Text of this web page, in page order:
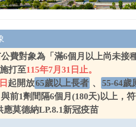
費對象為「滿6個月以上尚未接
打至115年7月31日止。
起開放65歲以上長者 、 55-64歲
前1劑間隔6個月(180天)以上，
莫德納LP.8.1新冠疫苗